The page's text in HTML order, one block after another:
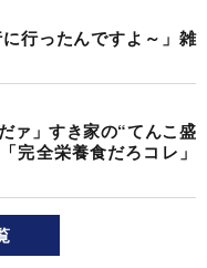
行ったんですよ～」雑
ァ」すき家の“てんこ盛
完全栄養食だろコレ」